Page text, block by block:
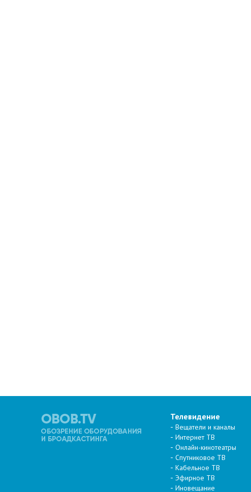
Телевидение
Вещатели и каналы
Интернет ТВ
Онлайн-кинотеатры
Спутниковое ТВ
Кабельное ТВ
Эфирное ТВ
Иновещание